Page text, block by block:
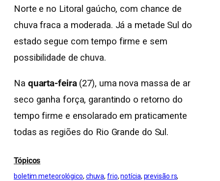
Norte e no Litoral gaúcho, com chance de
chuva fraca a moderada. Já a metade Sul do
estado segue com tempo firme e sem
possibilidade de chuva.
Na quarta-feira(27), uma nova massa de ar
seco ganha força, garantindo o retorno do
tempo firme e ensolarado em praticamente
todas as regiões do Rio Grande do Sul.
Tópicos
boletim meteorológico, chuva, frio, notícia, previsão rs